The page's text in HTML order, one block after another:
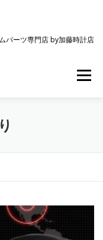
パーツ専門店 by加藤時計店
メニュー
ク企画